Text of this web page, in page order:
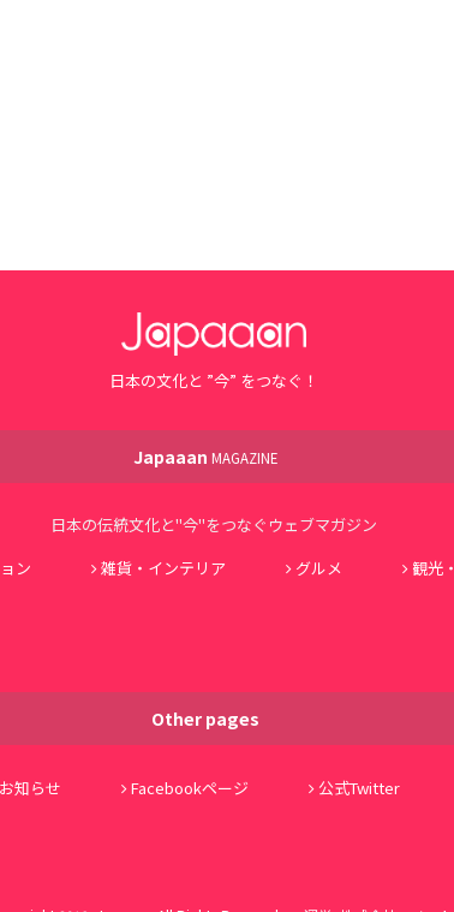
日本の文化と ”今” をつなぐ！
Japaaan MAGAZINE
日本の伝統文化と"今"をつなぐウェブマガジン
ン 雑貨・インテリア グルメ 観光
Other pages
お知らせ Facebookページ 公式Twitter